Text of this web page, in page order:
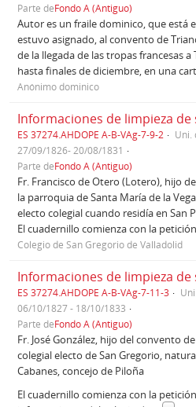
Parte deFondo A (Antiguo)
Autor es un fraile dominico, que está
estuvo asignado, al convento de
de la llegada de las tropas francesas
hasta finales de diciembre, en una
Anónimo dominico
ES 37274.AHDOPE A-B-VAg-7-9-2
Uni.
27/09/1826- 20/08/1831
Parte deFondo A (Antiguo)
Fr. Francisco de Otero (Lotero), hijo
la parroquia de Santa María de la
electo colegial cuando residía en San
El cuadernillo comienza con la
Colegio de San Gregorio de Valladolid
ES 37274.AHDOPE A-B-VAg-7-11-3
06/10/1827 - 18/10/1833
Parte deFondo A (Antiguo)
Fr. José González, hijo del convento
colegial electo de San Gregorio,
Cabanes, concejo de Piloña
El cuadernillo comienza con la